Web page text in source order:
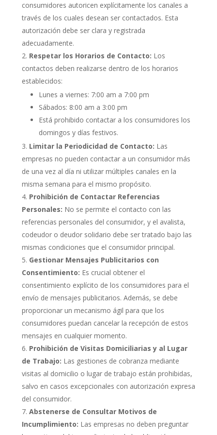
consumidores autoricen explícitamente los canales a
través de los cuales desean ser contactados. Esta
autorización debe ser clara y registrada
adecuadamente.
Respetar los Horarios de Contacto: Los
contactos deben realizarse dentro de los horarios
establecidos:
Lunes a viernes: 7:00 am a 7:00 pm
Sábados: 8:00 am a 3:00 pm
Está prohibido contactar a los consumidores los
domingos y días festivos.
Limitar la Periodicidad de Contacto: Las
empresas no pueden contactar a un consumidor más
de una vez al día ni utilizar múltiples canales en la
misma semana para el mismo propósito.
Prohibición de Contactar Referencias
Personales: No se permite el contacto con las
referencias personales del consumidor, y el avalista,
codeudor o deudor solidario debe ser tratado bajo las
mismas condiciones que el consumidor principal.
Gestionar Mensajes Publicitarios con
Consentimiento: Es crucial obtener el
consentimiento explícito de los consumidores para el
envío de mensajes publicitarios. Además, se debe
proporcionar un mecanismo ágil para que los
consumidores puedan cancelar la recepción de estos
mensajes en cualquier momento.
Prohibición de Visitas Domiciliarias y al Lugar
de Trabajo: Las gestiones de cobranza mediante
visitas al domicilio o lugar de trabajo están prohibidas,
salvo en casos excepcionales con autorización expresa
del consumidor.
Abstenerse de Consultar Motivos de
Incumplimiento: Las empresas no deben preguntar